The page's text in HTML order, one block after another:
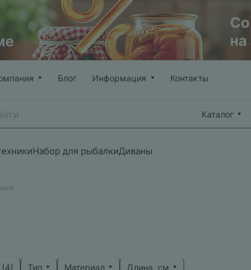
Блог Информация Контакты
Каталог
Набор для рыбалкиДиваны
4) Тип Материал Длина, см